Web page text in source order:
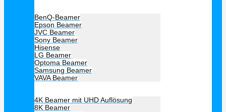
BenQ-Beamer
Epson Beamer
JVC Beamer
Sony Beamer
Hisense
LG Beamer
Optoma Beamer
Samsung Beamer
VAVA Beamer
4K Beamer mit UHD Auflösung
8K Beamer